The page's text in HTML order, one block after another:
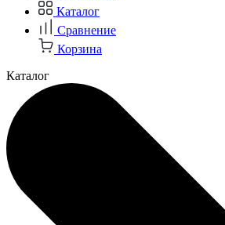
Каталог
Сравнение
Корзина
Каталог